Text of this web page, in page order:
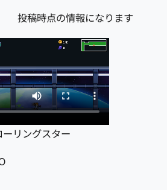
投稿時点の情報になります
リングスター